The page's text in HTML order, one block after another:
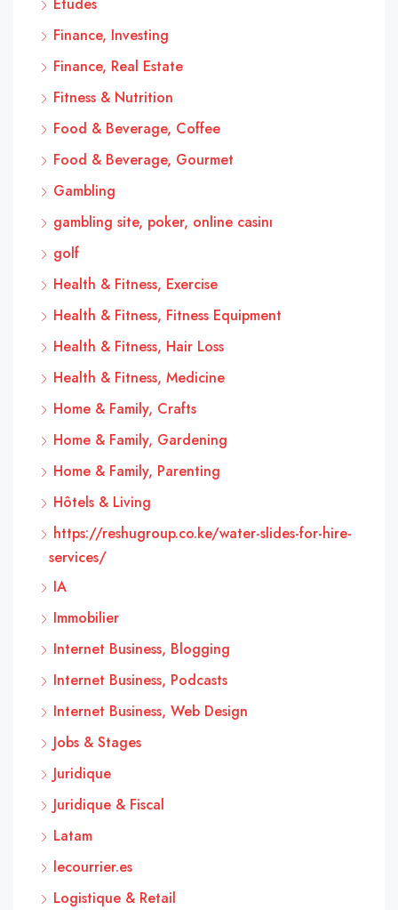
Études
Finance, Investing
Finance, Real Estate
Fitness & Nutrition
Food & Beverage, Coffee
Food & Beverage, Gourmet
Gambling
gambling site, poker, online casinı
golf
Health & Fitness, Exercise
Health & Fitness, Fitness Equipment
Health & Fitness, Hair Loss
Health & Fitness, Medicine
Home & Family, Crafts
Home & Family, Gardening
Home & Family, Parenting
Hôtels & Living
https://reshugroup.co.ke/water-slides-for-hire-
services/
IA
Immobilier
Internet Business, Blogging
Internet Business, Podcasts
Internet Business, Web Design
Jobs & Stages
Juridique
Juridique & Fiscal
Latam
lecourrier.es
Logistique & Retail